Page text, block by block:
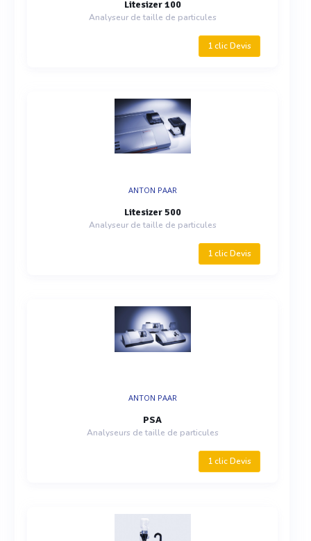
Litesizer 100
Analyseur de taille de particules
1 clic Devis
ANTON PAAR
Litesizer 500
Analyseur de taille de particules
1 clic Devis
ANTON PAAR
PSA
Analyseurs de taille de particules
1 clic Devis